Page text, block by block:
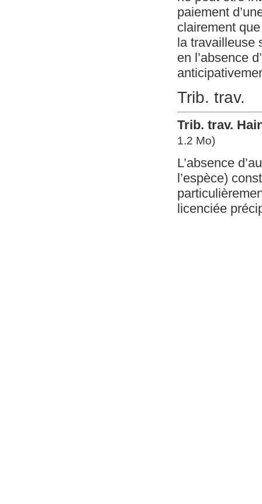
paiement
clairement
la travailleuse
en l’absence
Trib. trav.
Trib. trav.
1.2 Mo)
L’absence
l’espèce)
licenciée